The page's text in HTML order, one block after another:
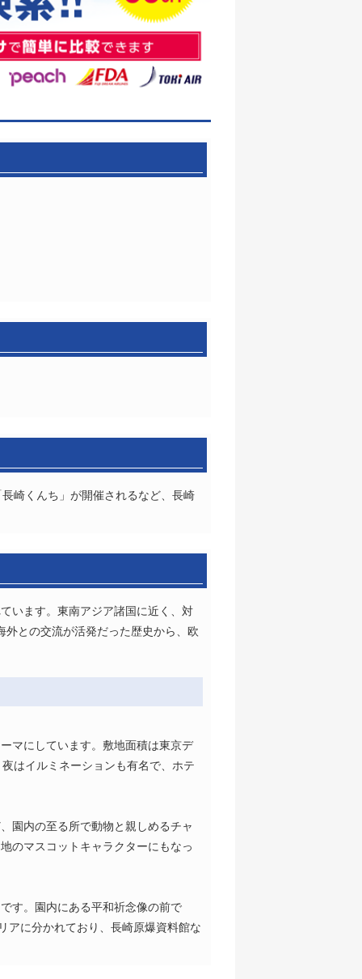
崎くんち」が開催されるなど、長崎
います。東南アジア諸国に近く、対
との交流が活発だった歴史から、欧
マにしています。敷地面積は東京デ
はイルミネーションも有名で、ホテ
園内の至る所で動物と親しめるチャ
のマスコットキャラクターにもなっ
す。園内にある平和祈念像の前で
アに分かれており、長崎原爆資料館な